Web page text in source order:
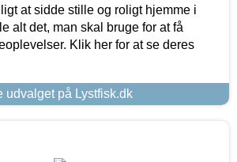
at sidde stille og roligt hjemme i
alt det, man skal bruge for at få
Klik her for at se deres
udvalget på Lystfisk.dk